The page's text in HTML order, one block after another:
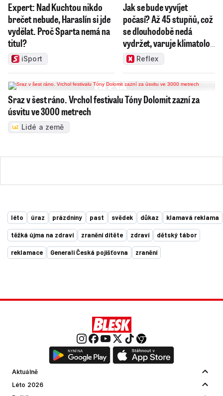
Expert: Nad Kuchtou nikdo
brečet nebude, Haraslín si jde
vydělat. Proč Sparta nemá na
titul?
iSport
Jak se bude vyvíjet
počasí? Až 45 stupňů, což
se dlouhodobě nedá
vydržet, varuje klimatolog
Radim Tolasz
Reflex
Sraz v šest ráno. Vrchol festivalu Tóny Dolomit zazní za
úsvitu ve 3000 metrech
Lidé a země
léto úraz prázdniny past svědek důkaz klamavá reklama
těžká újma na zdraví zranění dítěte zdraví dětský tábor
reklamace Generali Česká pojišťovna zranění
Aktuálně
Léto 2026